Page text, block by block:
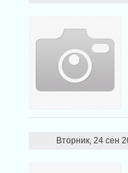
Вторник, 24 сен